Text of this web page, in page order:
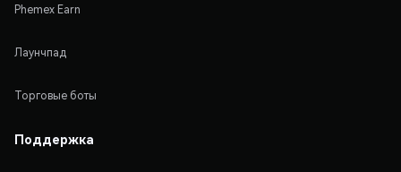
Phemex Earn
Лаунчпад
Торговые боты
Поддержка